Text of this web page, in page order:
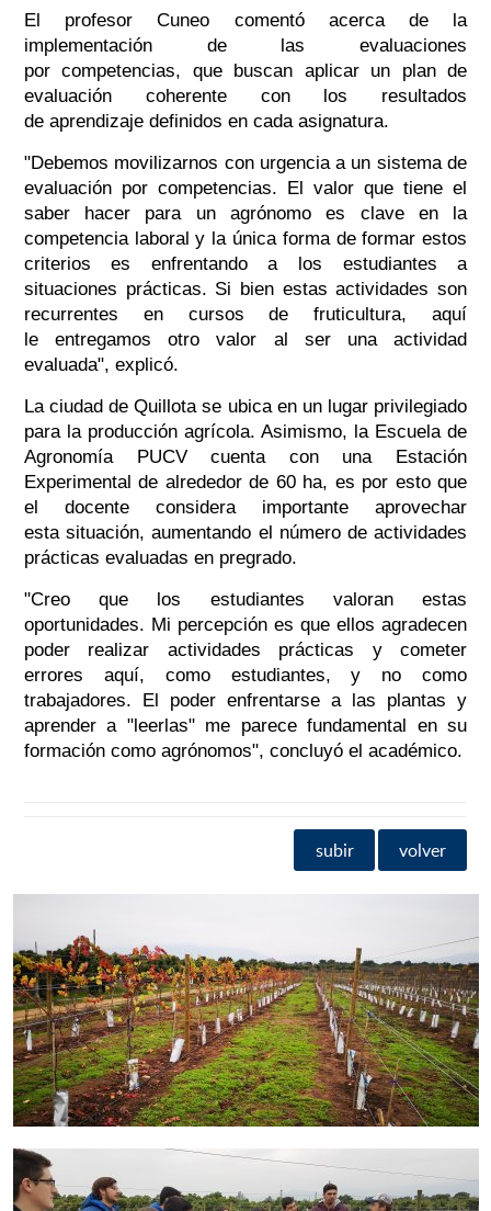
El profesor Cuneo comentó acerca de la
implementación de las evaluaciones
por competencias, que buscan aplicar un plan de
evaluación coherente con los resultados
de aprendizaje definidos en cada asignatura.
"Debemos movilizarnos con urgencia a un sistema de
evaluación por competencias. El valor que tiene el
saber hacer para un agrónomo es clave en la
competencia laboral y la única forma de formar estos
criterios es enfrentando a los estudiantes a
situaciones prácticas. Si bien estas actividades son
recurrentes en cursos de fruticultura, aquí
le entregamos otro valor al ser una actividad
evaluada", explicó.
La ciudad de Quillota se ubica en un lugar privilegiado
para la producción agrícola. Asimismo, la Escuela de
Agronomía PUCV cuenta con una Estación
Experimental de alrededor de 60 ha, es por esto que
el docente considera importante aprovechar
esta situación, aumentando el número de actividades
prácticas evaluadas en pregrado.
"Creo que los estudiantes valoran estas
oportunidades. Mi percepción es que ellos agradecen
poder realizar actividades prácticas y cometer
errores aquí, como estudiantes, y no como
trabajadores. El poder enfrentarse a las plantas y
aprender a "leerlas" me parece fundamental en su
formación como agrónomos", concluyó el académico.
subir volver